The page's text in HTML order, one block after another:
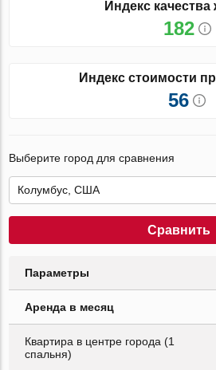
Индекс качества
182
Индекс стоимости
56
Выберите город для сравнения
Сравнить
Параметры
Аренда в месяц
Квартира в центре города (1
спальня)